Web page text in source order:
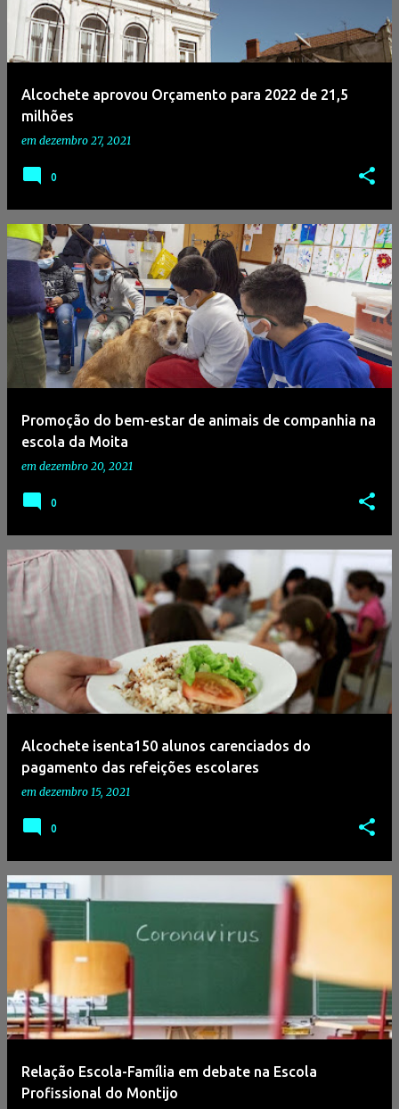
Alcochete aprovou Orçamento para 2022 de 21,5
milhões
em dezembro 27, 2021
0
Promoção do bem-estar de animais de companhia na
escola da Moita
em dezembro 20, 2021
0
Alcochete isenta150 alunos carenciados do
pagamento das refeições escolares
em dezembro 15, 2021
0
Relação Escola-Família em debate na Escola
Profissional do Montijo